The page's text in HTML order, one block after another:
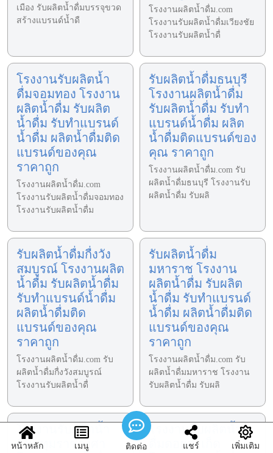
เมือง รับผลิตน้ำดื่มบรรจุขวด
สร้างแบรนด์น้ำดื
โรงงานผลิตน้ำดื่ม.com
โรงงานรับผลิตน้ำดื่มเวียงชัย
โรงงานรับผลิตน้ำดื่
โรงงานรับผลิตน้ำ
ดื่มจอมทอง โรงงาน
ผลิตน้ำดื่ม รับผลิต
น้ำดื่ม รับทำแบรนด์
น้ำดื่ม ผลิตน้ำดื่มติด
แบรนด์ของคุณ
ราคาถูก
โรงงานผลิตน้ำดื่ม.com
โรงงานรับผลิตน้ำดื่มจอมทอง
โรงงานรับผลิตน้ำดื่ม
รับผลิตน้ำดื่มธนบุรี
โรงงานผลิตน้ำดื่ม
รับผลิตน้ำดื่ม รับทำ
แบรนด์น้ำดื่ม ผลิต
น้ำดื่มติดแบรนด์ของ
คุณ ราคาถูก
โรงงานผลิตน้ำดื่ม.com รับ
ผลิตน้ำดื่มธนบุรี โรงงานรับ
ผลิตน้ำดื่ม รับผลิ
รับผลิตน้ำดื่มกื่งวัง
สมบูรณ์ โรงงานผลิต
น้ำดื่ม รับผลิตน้ำดื่ม
รับทำแบรนด์น้ำดื่ม
ผลิตน้ำดื่มติด
แบรนด์ของคุณ
ราคาถูก
โรงงานผลิตน้ำดื่ม.com รับ
ผลิตน้ำดื่มกื่งวังสมบูรณ์
โรงงานรับผลิตน้ำดื่
รับผลิตน้ำดื่ม
มหาราช โรงงาน
ผลิตน้ำดื่ม รับผลิต
น้ำดื่ม รับทำแบรนด์
น้ำดื่ม ผลิตน้ำดื่มติด
แบรนด์ของคุณ
ราคาถูก
โรงงานผลิตน้ำดื่ม.com รับ
ผลิตน้ำดื่มมหาราช โรงงาน
รับผลิตน้ำดื่ม รับผลิ
โรงงานรับผลิตน้ำ
ดื่มปทุมราชวงศา
โรงงานรับผลิตน้ำ
ดื่มดอยสะเก็ด
หน้าหลัก เมนู ติดต่อ แชร์ เพิ่มเติม